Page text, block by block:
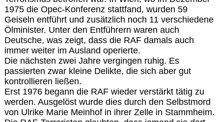
1975 die Opec-Konferenz stattfand, wurden 59
Geiseln entführt und zusätzlich noch 11 verschiedene
Ölminister. Unter den Entführern waren auch
Deutsche, was zeigt, dass die RAF damals auch
immer weiter im Ausland operierte.
Die nächsten zwei Jahre vergingen ruhig. Es
passierten zwar kleine Delikte, die sich aber gut
kontrollieren ließen.
Erst 1976 begann die RAF wieder verstärkt tätig zu
werden. Ausgelöst wurde dies durch den Selbstmord
von Ulrike Marie Meinhof in ihrer Zelle in Stammheim.